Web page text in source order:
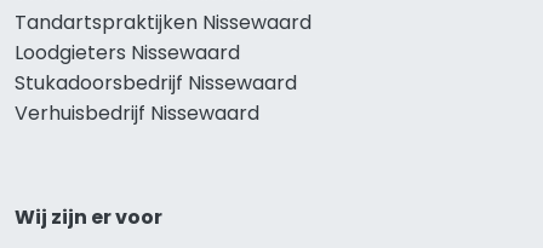
Tandartspraktijken Nissewaard
Loodgieters Nissewaard
Stukadoorsbedrijf Nissewaard
Verhuisbedrijf Nissewaard
Wij zijn er voor